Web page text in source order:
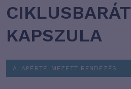
CIKLUSBARÁT
KAPSZULA